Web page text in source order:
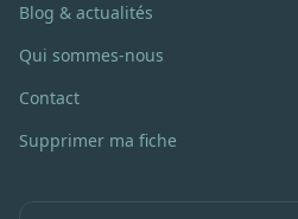
Blog & actualités
Qui sommes-nous
Contact
Supprimer ma fiche